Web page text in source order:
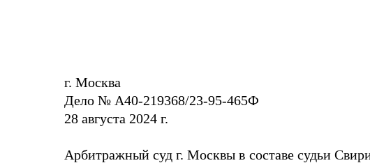
г. Москва
Дело № А40-219368/23-95-465Ф
28 августа 2024 г.
Арбитражный суд г. Москвы в составе судьи